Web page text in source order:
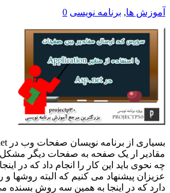
آموزش ها, برنامه نویسی 0
مقادیر ار یک صفحه به صفحات دیگر مشکل
چه نحوی باید این کار را انجام داد که در
عزیزان پیشنهاد می کنیم که البته روشها و
دارد که در اینجا به همین سه روش